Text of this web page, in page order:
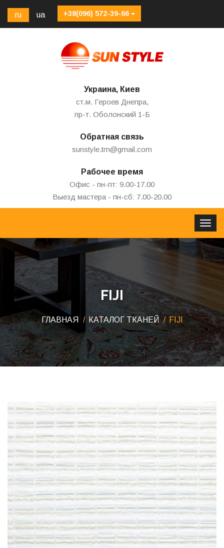
ru ua +38(096) 572-39-66
Украина, Киев
ст.м. Героев Днепра,
пр-т. Оболонский 1-Б
Обратная связь
sunstyle.tm@gmail.com
Рабочее время
Офис - пн-пт: 9.00-17.00
Выезд мастера - пн-сб: 7.00-20.00
Close
FIJI
ГЛАВНАЯ КАТАЛОГ ТКАНЕЙ FIJI